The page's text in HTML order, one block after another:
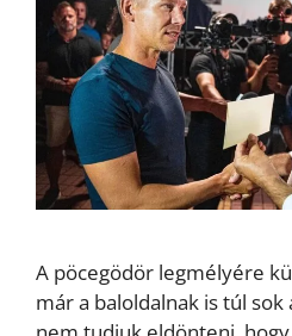
A pöcegödör legmélyére
már a baloldalnak is túl sok